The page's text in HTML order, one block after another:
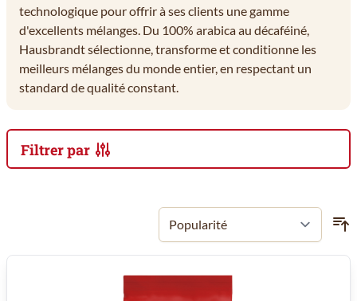
technologique pour offrir à ses clients une gamme
d'excellents mélanges. Du 100% arabica au décaféiné,
Hausbrandt sélectionne, transforme et conditionne les
meilleurs mélanges du monde entier, en respectant un
standard de qualité constant.
Filtrer par